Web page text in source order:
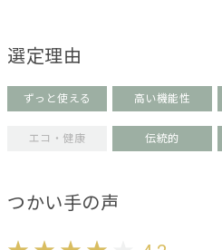
選定理由
ずっと使える 高い機能性
エコ・健康 伝統的
つかい手の声